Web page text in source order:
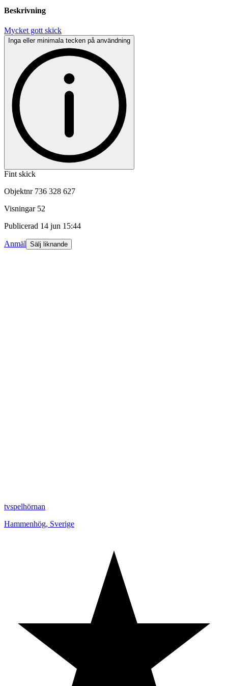
Beskrivning
Mycket gott skick
Inga eller minimala tecken på användning
Fint skick
Objektnr 736 328 627
Visningar 52
Publicerad 14 jun 15:44
Anmäl Sälj liknande
tvspelhörnan
Hammenhög, Sverige